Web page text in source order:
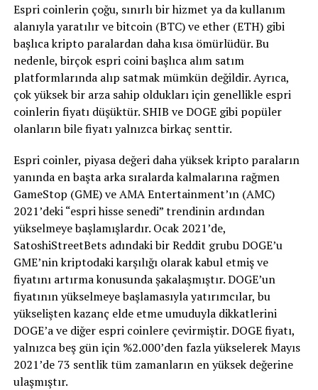
Espri coinlerin çoğu, sınırlı bir hizmet ya da kullanım
alanıyla yaratılır ve bitcoin (BTC) ve ether (ETH) gibi
başlıca kripto paralardan daha kısa ömürlüdür. Bu
nedenle, birçok espri coini başlıca alım satım
platformlarında alıp satmak mümkün değildir. Ayrıca,
çok yüksek bir arza sahip oldukları için genellikle espri
coinlerin fiyatı düşüktür. SHIB ve DOGE gibi popüler
olanların bile fiyatı yalnızca birkaç senttir.
Espri coinler, piyasa değeri daha yüksek kripto paraların
yanında en başta arka sıralarda kalmalarına rağmen
GameStop (GME) ve AMA Entertainment’ın (AMC)
2021’deki “espri hisse senedi” trendinin ardından
yükselmeye başlamışlardır. Ocak 2021’de,
SatoshiStreetBets adındaki bir Reddit grubu DOGE’u
GME’nin kriptodaki karşılığı olarak kabul etmiş ve
fiyatını artırma konusunda şakalaşmıştır. DOGE’un
fiyatının yükselmeye başlamasıyla yatırımcılar, bu
yükselişten kazanç elde etme umuduyla dikkatlerini
DOGE’a ve diğer espri coinlere çevirmiştir. DOGE fiyatı,
yalnızca beş gün için %2.000’den fazla yükselerek Mayıs
2021’de 73 sentlik tüm zamanların en yüksek değerine
ulaşmıştır.